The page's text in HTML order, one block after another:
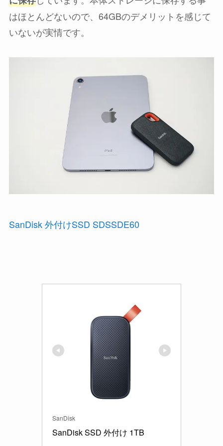
はほとんどないので、64GBのデメリットを感じて
いないが実情です。
SanDisk 外付けSSD SDSSDE60
SanDisk
SanDisk SSD 外付け 1TB